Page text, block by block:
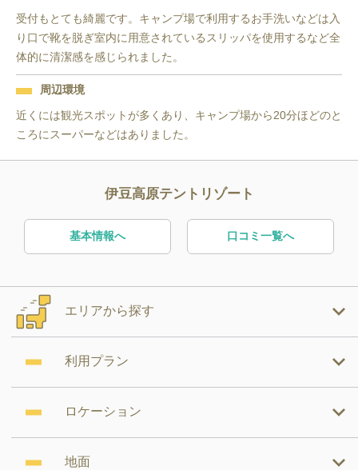
受付もとても綺麗です。キャンプ場で利用するお手洗いなどは入
り口で靴を脱ぎ室内に用意されているスリッパを使用するなど全
体的に清潔感を感じられました。
周辺環境
近くには観光スポットが多くあり、キャンプ場から20分ほどのと
ころにスーパーなどはありました。
伊豆高原テントリゾート
基本情報へ 口コミ一覧へ
エリアから探す
利用プラン
ロケーション
地面